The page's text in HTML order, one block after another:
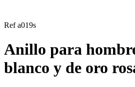
Ref a019s
Anillo para
blanco y de oro